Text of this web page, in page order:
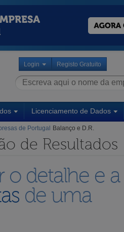
Login Registo Gratuito
Licenciamento de Dados
de Portugal Balanço e D.R.
de Resultados
o detalhe e a
de uma